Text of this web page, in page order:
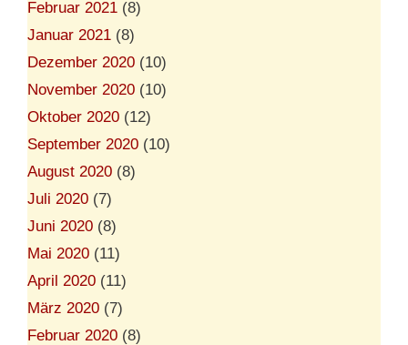
Februar 2021 (8)
Januar 2021 (8)
Dezember 2020 (10)
November 2020 (10)
Oktober 2020 (12)
September 2020 (10)
August 2020 (8)
Juli 2020 (7)
Juni 2020 (8)
Mai 2020 (11)
April 2020 (11)
März 2020 (7)
Februar 2020 (8)